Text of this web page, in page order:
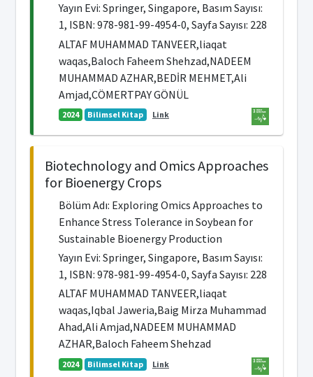
Yayın Evi: Springer, Singapore, Basım Sayısı:
1, ISBN: 978-981-99-4954-0, Sayfa Sayısı: 228
ALTAF MUHAMMAD TANVEER,liaqat
waqas,Baloch Faheem Shehzad,NADEEM
MUHAMMAD AZHAR,BEDİR MEHMET,Ali
Amjad,CÖMERTPAY GÖNÜL
2024 Bilimsel Kitap Link
Biotechnology and Omics Approaches
for Bioenergy Crops
Bölüm Adı: Exploring Omics Approaches to
Enhance Stress Tolerance in Soybean for
Sustainable Bioenergy Production
Yayın Evi: Springer, Singapore, Basım Sayısı:
1, ISBN: 978-981-99-4954-0, Sayfa Sayısı: 228
ALTAF MUHAMMAD TANVEER,liaqat
waqas,Iqbal Jaweria,Baig Mirza Muhammad
Ahad,Ali Amjad,NADEEM MUHAMMAD
AZHAR,Baloch Faheem Shehzad
2024 Bilimsel Kitap Link